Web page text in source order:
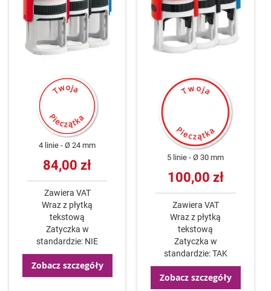
4 linie Ø 24 mm
84,00 zł
Zawiera VAT
Wraz z płytką
tekstową
Zatyczka w
standardzie: NIE
Zobacz szczegóły
5 linie Ø 30 mm
100,00 zł
Zawiera VAT
Wraz z płytką
tekstową
Zatyczka w
standardzie: TAK
Zobacz szczegóły